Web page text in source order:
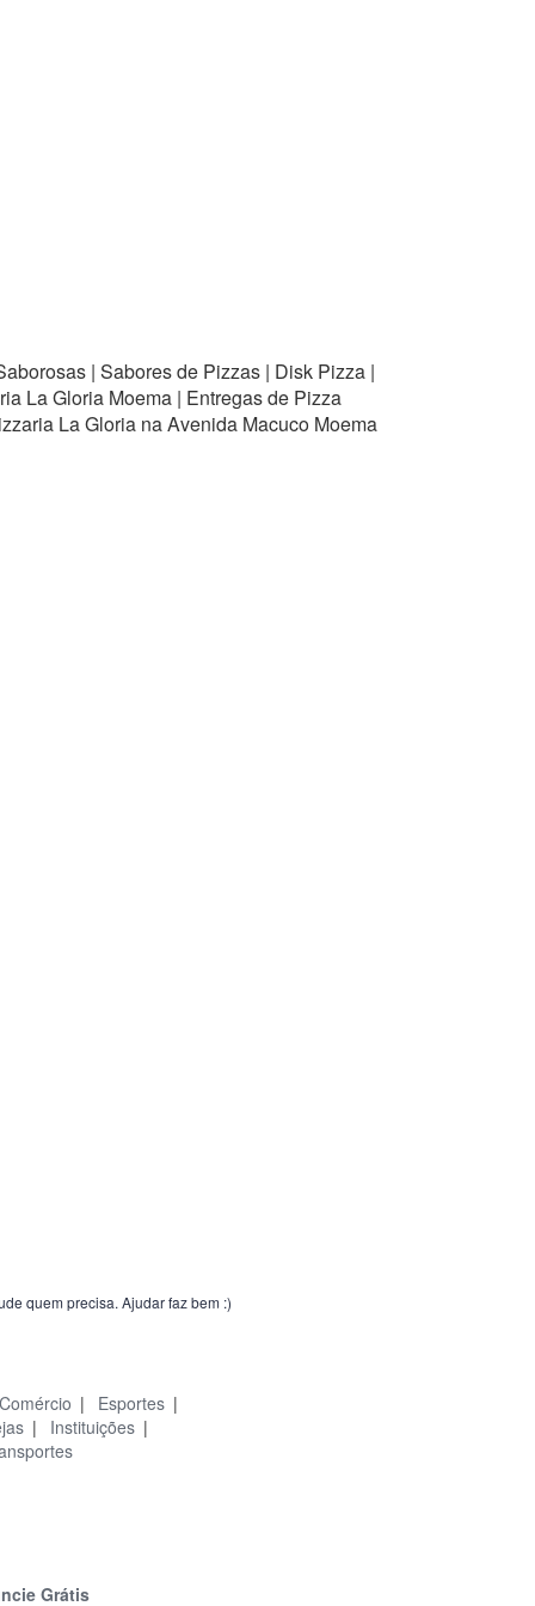
| Sabores de Pizzas | Disk Pizza |
La Gloria Moema | Entregas de Pizza
La Gloria na Avenida Macuco Moema
quem precisa. Ajudar faz bem :)
Comércio | Esportes |
| Instituições|
Grátis